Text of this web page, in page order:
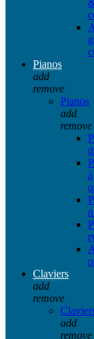
Pianos
add
remove
Pianos
add
remove
à
Claviers
add
remove
add
remove